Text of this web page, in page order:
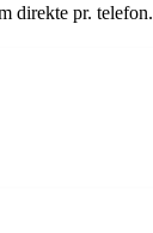
direkte pr. telefon.